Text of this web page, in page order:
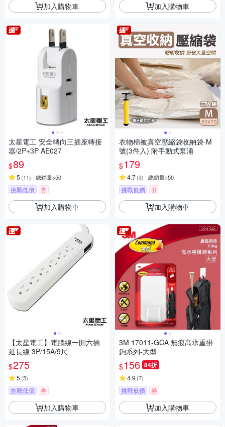
加入購物車
太星電工 安全轉向三插座轉接
器/2P+3P AE027
$89
5 (11) 總銷量>50
挑戰低價 券
加入購物車
【太星電工】電腦線一開六插
延長線 3P/15A/9尺
$275
5 (5)
挑戰低價 券
加入購物車
加入購物車
衣物棉被真空壓縮袋收納袋-M
號(3件入) 附手動式泵浦
$179
4.7(3) 總銷量>50
挑戰低價 券
加入購物車
3M 17011-GCA 無痕高承重掛
鉤系列-大型
$156 84折
4.9 (7)
挑戰低價 券
加入購物車